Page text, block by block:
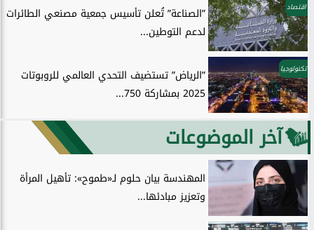
اقتصاد
”الصناعة” تُعلن تأسيس جمعية مصنعي الطائرات
لدعم التوطين...
تكنولوجيا
”الرياض” تستضيف التحدي العالمي للروبوتات
2025 بمشاركة 750...
آخر الموضوعات
المهندسة بيان حلوم لـ«طموح»: تأهيل المرأة
وتعزيز مبادئها...